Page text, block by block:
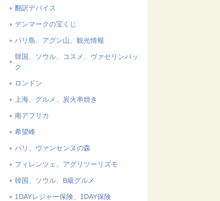
翻訳デバイス
デンマークの宝くじ
バリ島、アグン山、観光情報
韓国、ソウル、コスメ、ヴァセリンパッ
ク
ロンドン
上海、グルメ、炭火串焼き
南アフリカ
希望峰
パリ、ヴァンセンヌの森
フィレンツェ、アグリツーリズモ
韓国、ソウル、B級グルメ
1DAYレジャー保険、1DAY保険